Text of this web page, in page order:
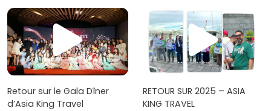
Retour sur le Gala Dîner
d’Asia King Travel
RETOUR SUR 2025 – ASIA
KING TRAVEL